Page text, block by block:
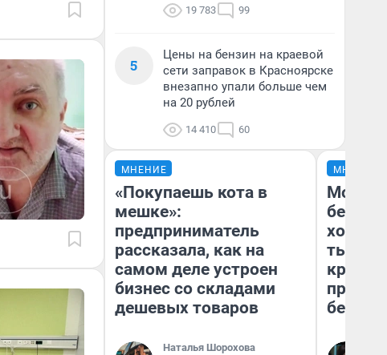
19 783 99
5
Цены на бензин на краевой
сети заправок в Красноярске
внезапно упали больше чем
на 20 рублей
14 410 60
МНЕНИЕ
«Покупаешь кота в
мешке»:
предприниматель
рассказала, как на
самом деле устроен
бизнес со складами
дешевых товаров
Наталья Шорохова
МНЕНИЕ
Мой
хотела
тысяч,